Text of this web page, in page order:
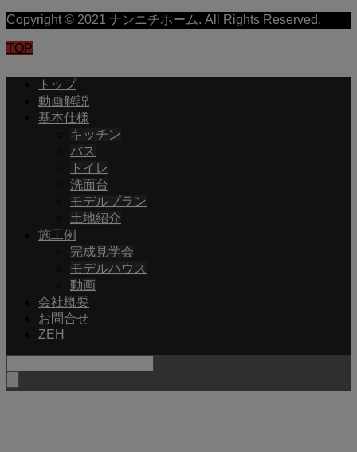
Copyright © 2021 ナンニチホーム. All Rights Reserved.
TOP
トップ
動画解説
基本仕様
キッチン
バス
トイレ
洗面台
モデルプラン
土地紹介
施工例
完成見学会
モデルハウス
動画
会社概要
お問合せ
ZEH